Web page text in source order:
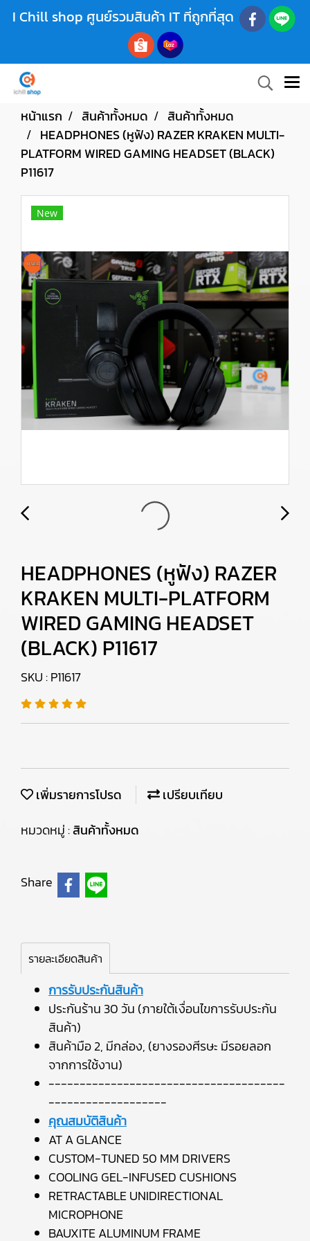
I Chill shop ศูนย์รวมสินค้า IT ที่ถูกที่สุด
หน้าแรก สินค้าทั้งหมด
สินค้าทั้งหมด
HEADPHONES (หูฟัง) RAZER KRAKEN MULTI-
PLATFORM WIRED GAMING HEADSET (BLACK)
P11617
New
HEADPHONES (หูฟัง) RAZER
KRAKEN MULTI-PLATFORM
WIRED GAMING HEADSET
(BLACK) P11617
SKU : P11617
เพิ่มรายการโปรด
เปรียบเทียบ
หมวดหมู่ :สินค้าทั้งหมด
Share
รายละเอียดสินค้า
การรับประกันสินค้า
ประกันร้าน 30 วัน (ภายใต้เงื่อนไขการรับประกัน
สินค้า)
สินค้ามือ 2, มีกล่อง, (ยางรองศีรษะ มีรอยลอก
จากการใช้งาน)
--------------------------------------
-------------------
คุณสมบัติสินค้า
AT A GLANCE
CUSTOM-TUNED 50 MM DRIVERS
COOLING GEL-INFUSED CUSHIONS
RETRACTABLE UNIDIRECTIONAL
MICROPHONE
BAUXITE ALUMINUM FRAME